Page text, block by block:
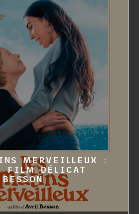
MERVEILLEUX :
FILM DÉLICAT